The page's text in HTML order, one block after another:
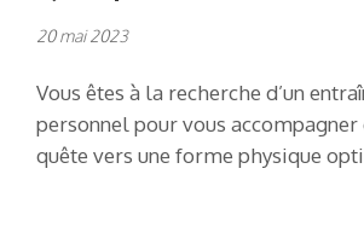
20 mai 2023
Vous êtes à la recherche d’un
personnel pour vous accompagner
quête vers une forme physique